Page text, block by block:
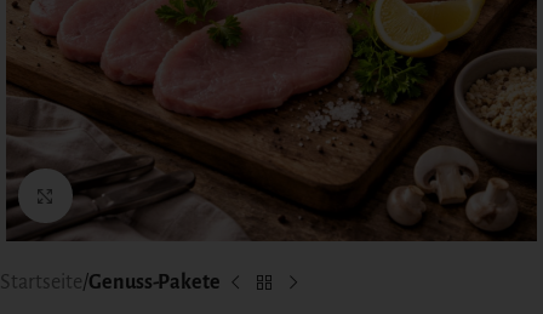
Click to enlarge
Startseite Genuss-Pakete